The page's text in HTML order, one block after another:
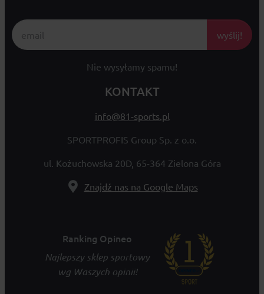
wyślij!
Nie wysyłamy spamu!
KONTAKT
info@81-sports.pl
SPORTPROFIS Group Sp. z o.o.
ul. Kożuchowska 20D, 65-364 Zielona Góra
Znajdź nas na Google Maps
Ranking Opineo
Najlepszy sklep sportowy
wg Waszych opinii!